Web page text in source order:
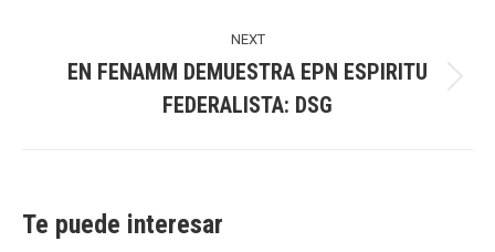
NEXT
post:
EN FENAMM DEMUESTRA EPN ESPIRITU
FEDERALISTA: DSG
Te puede interesar